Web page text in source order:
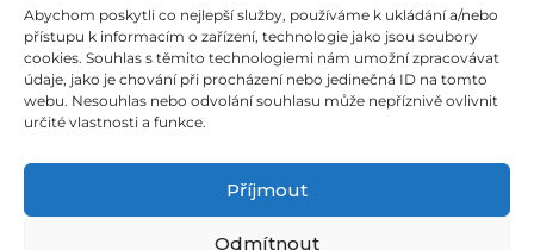
Abychom poskytli co nejlepší služby, používáme k ukládání a/nebo
přístupu k informacím o zařízení, technologie jako jsou soubory
cookies. Souhlas s těmito technologiemi nám umožní zpracovávat
údaje, jako je chování při procházení nebo jedinečná ID na tomto
webu. Nesouhlas nebo odvolání souhlasu může nepříznivě ovlivnit
určité vlastnosti a funkce.
Příjmout
Odmítnout
Zásady ochrany osobních údajů